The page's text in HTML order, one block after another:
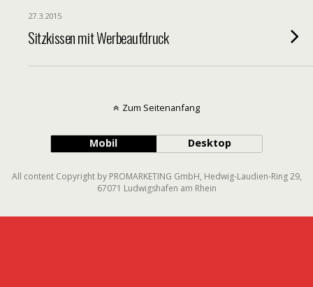
27.3.2015
Sitzkissen mit Werbeaufdruck
Zum Seitenanfang
Mobil Desktop
All content Copyright by PROMARKETING GmbH, Hedwig-Laudien-Ring 29,
67071 Ludwigshafen am Rhein